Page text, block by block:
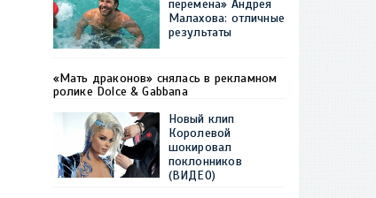
перемена» Андрея
Малахова: отличные
результаты
«Мать драконов» снялась в рекламном
ролике Dolce & Gabbana
Новый клип
Королевой
шокировал
поклонников
(ВИДЕО)